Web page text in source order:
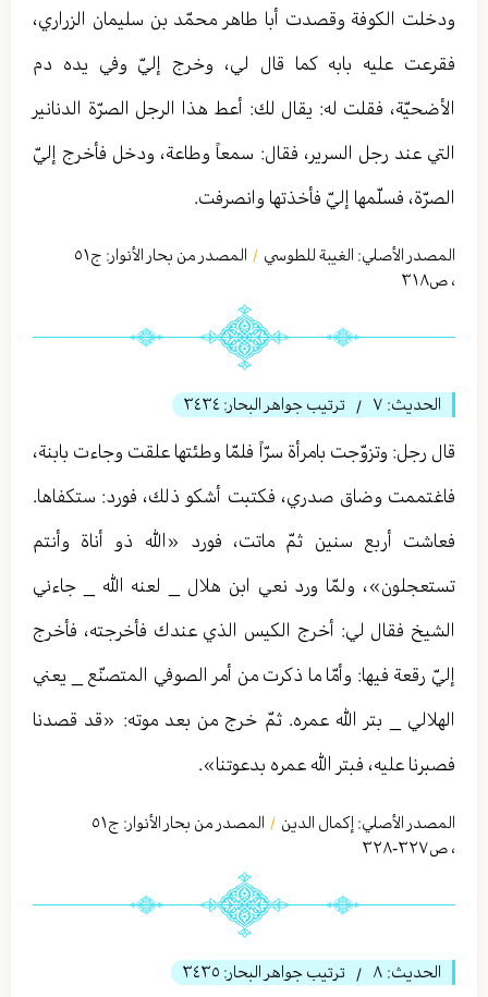
ودخلت الكوفة وقصدت أبا طاهر محمّد بن سليمان الزراري،
فقرعت عليه بابه كما قال لي، وخرج إليّ وفي يده دم
الأضحيّة، فقلت له: يقال لك: أعط هذا الرجل الصرّة الدنانير
التي عند رجل السرير، فقال: سمعاً وطاعة، ودخل فأخرج إليّ
الصرّة، فسلّمها إليّ فأخذتها وانصرفت.
المصدر الأصلي: الغيبة للطوسي / المصدر من بحار الأنوار: ج٥١
، ص٣١٨
الحديث: ٧ / ترتيب جواهر البحار: ٣٤٣٤
قال رجل: وتزوّجت بامرأة سرّاً فلمّا وطئتها علقت وجاءت بابنة،
فاغتممت وضاق صدري، فكتبت أشكو ذلك، فورد: ستكفاها.
فعاشت أربع سنين ثمّ ماتت، فورد «الله ذو أناة وأنتم
تستعجلون»، ولمّا ورد نعي ابن هلال _ لعنه الله _ جاءني
الشيخ فقال لي: أخرج الكيس الذي عندك فأخرجته، فأخرج
إليّ رقعة فيها: وأمّا ما ذكرت من أمر الصوفي المتصنّع _ يعني
الهلالي _ بتر الله عمره. ثمّ خرج من بعد موته: «قد قصدنا
فصبرنا عليه، فبتر الله عمره بدعوتنا».
المصدر الأصلي: إكمال الدين / المصدر من بحار الأنوار: ج٥١
، ص٣٢٧-٣٢٨
الحديث: ٨ / ترتيب جواهر البحار: ٣٤٣٥